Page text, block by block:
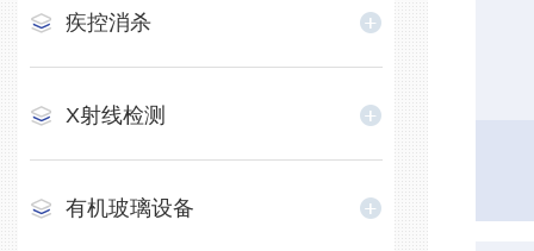
疾控消杀
X射线检测
​有机玻璃设备